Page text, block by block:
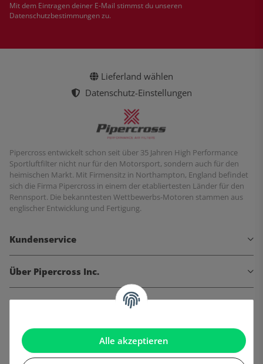
Alle akzeptieren
Mit dem Eintragen deiner E-Mail stimmst du unseren
Datenschutzbestimmungenzu.
Lieferland wählen
Datenschutz-Einstellungen
Pipercross entwickelt schon seit über 35 Jahren High Performance
Sportluftfilter nicht nur für den Motorsport, sondern auch für den
heimischen Markt. Mit Firmensitz in Northampton, England befindet
sich die Firma Pipercross in einem der etabliertesten Länder für den
Rennsport. Die bekanntesten Wettbewerbs-Motoren stammen aus
englischer Entwicklung und Fertigung.
Kundenservice
Über Pipercross Inc.
Informationen
Gesetzliche Informationen